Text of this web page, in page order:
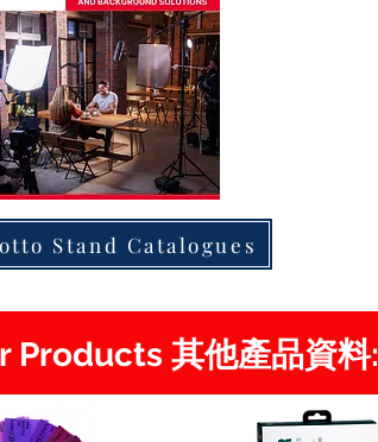
Stand Catalogues
Products 其他產品資料: